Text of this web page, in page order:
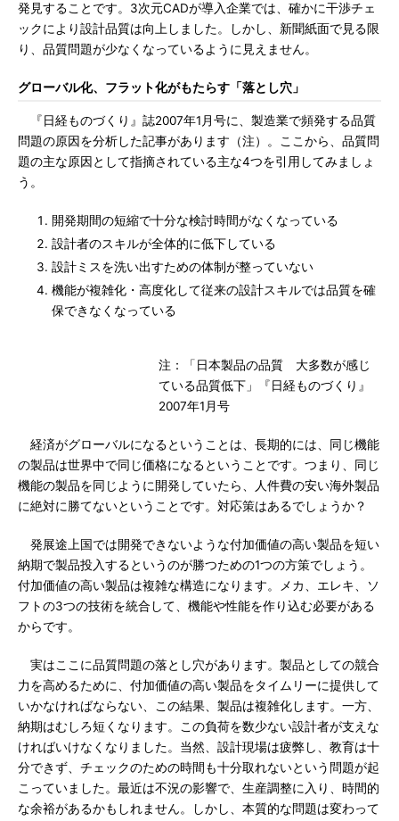
発見することです。3次元CADが導入企業では、確かに干渉チェ
ックにより設計品質は向上しました。しかし、新聞紙面で見る限
り、品質問題が少なくなっているように見えません。
グローバル化、フラット化がもたらす「落とし穴」
『日経ものづくり』誌2007年1月号に、製造業で頻発する品質
問題の原因を分析した記事があります（注）。ここから、品質問
題の主な原因として指摘されている主な4つを引用してみましょ
う。
開発期間の短縮で十分な検討時間がなくなっている
設計者のスキルが全体的に低下している
設計ミスを洗い出すための体制が整っていない
機能が複雑化・高度化して従来の設計スキルでは品質を確
保できなくなっている
注：「日本製品の品質 大多数が感じ
ている品質低下」『日経ものづくり』
2007年1月号
経済がグローバルになるということは、長期的には、同じ機能
の製品は世界中で同じ価格になるということです。つまり、同じ
機能の製品を同じように開発していたら、人件費の安い海外製品
に絶対に勝てないということです。対応策はあるでしょうか？
発展途上国では開発できないような付加価値の高い製品を短い
納期で製品投入するというのが勝つための1つの方策でしょう。
付加価値の高い製品は複雑な構造になります。メカ、エレキ、ソ
フトの3つの技術を統合して、機能や性能を作り込む必要がある
からです。
実はここに品質問題の落とし穴があります。製品としての競合
力を高めるために、付加価値の高い製品をタイムリーに提供して
いかなければならない、この結果、製品は複雑化します。一方、
納期はむしろ短くなります。この負荷を数少ない設計者が支えな
ければいけなくなりました。当然、設計現場は疲弊し、教育は十
分できず、チェックのための時間も十分取れないという問題が起
こっていました。最近は不況の影響で、生産調整に入り、時間的
な余裕があるかもしれません。しかし、本質的な問題は変わって